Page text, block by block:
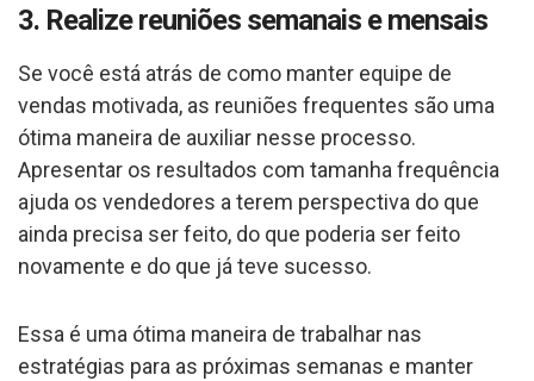
3. Realize reuniões semanais e mensais
Se você está atrás de como manter equipe de
vendas motivada, as reuniões frequentes são uma
ótima maneira de auxiliar nesse processo.
Apresentar os resultados com tamanha frequência
ajuda os vendedores a terem perspectiva do que
ainda precisa ser feito, do que poderia ser feito
novamente e do que já teve sucesso.
Essa é uma ótima maneira de trabalhar nas
estratégias para as próximas semanas e manter